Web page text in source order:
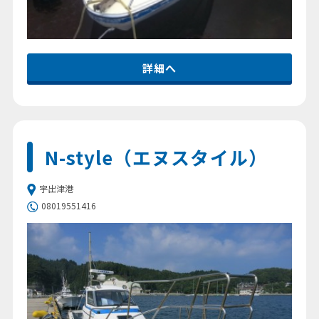
詳細へ
N-style（エヌスタイル）
宇出津港
08019551416